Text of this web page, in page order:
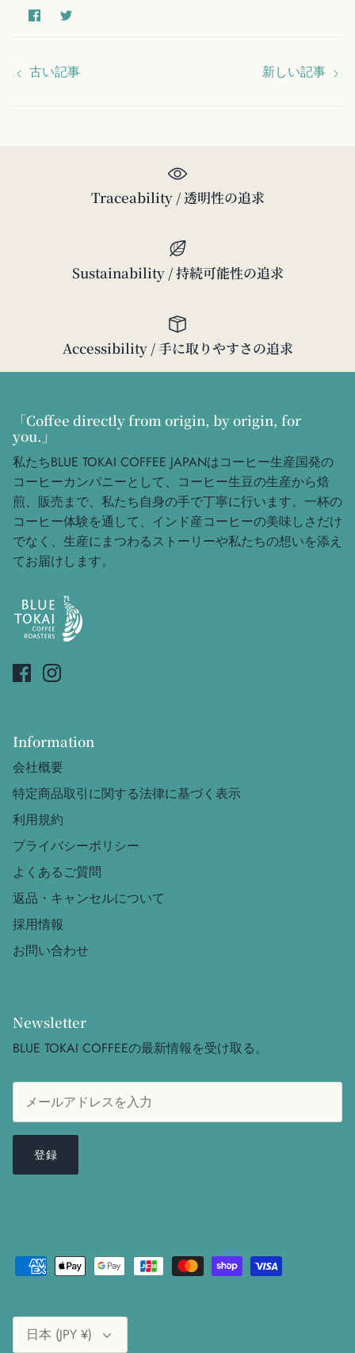
古い記事 新しい記事
Traceability / 透明性の追求
Sustainability / 持続可能性の追求
Accessibility / 手に取りやすさの追求
「Coffee directly from origin, by origin, for
you.」
私たちBLUE TOKAI COFFEE JAPANはコーヒー生産国発の
コーヒーカンパニーとして、コーヒー生豆の生産から焙
煎、販売まで、私たち自身の手で丁寧に行います。一杯の
コーヒー体験を通して、インド産コーヒーの美味しさだけ
でなく、生産にまつわるストーリーや私たちの想いを添え
てお届けします。
Information
会社概要
特定商品取引に関する法律に基づく表示
利用規約
プライバシーポリシー
よくあるご質問
返品・キャンセルについて
採用情報
お問い合わせ
Newsletter
BLUE TOKAI COFFEEの最新情報を受け取る。
登録
日本 (JPY ¥)